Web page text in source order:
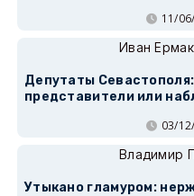
11/
Иван
Депутаты
представители или
03/
Владимир
Утыкано гламуром: